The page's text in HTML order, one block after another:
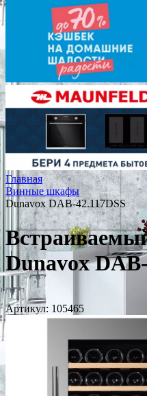
Главная
Винные шкафы
Dunavox DAB-42.117DSS
Dunavox
Артикул: 105465